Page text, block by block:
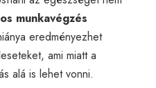
munkavégzés
eredményezhet
ami miatt a
alá is lehet vonni.